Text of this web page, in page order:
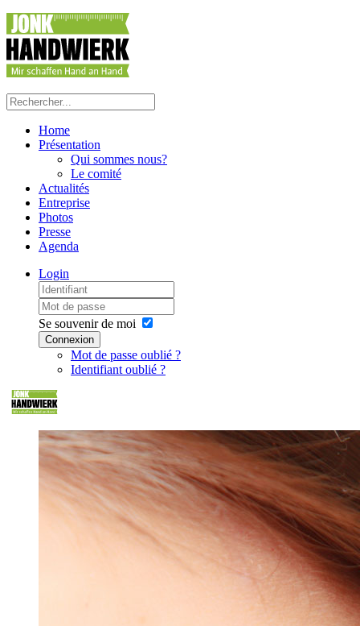
Home
Présentation
Qui sommes nous?
Le comité
Actualités
Entreprise
Photos
Presse
Agenda
Login
Se souvenir de moi
Connexion
Mot de passe oublié ?
Identifiant oublié ?